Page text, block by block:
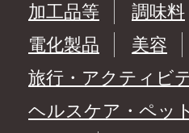
加工品等
調味料
電化製品
美容
旅行・アクティビ
ヘルスケア・ペット